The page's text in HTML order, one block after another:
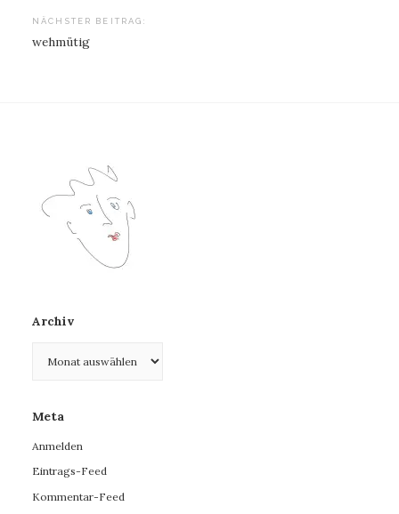
NÄCHSTER BEITRAG:
wehmütig
Archiv
Meta
Anmelden
Eintrags-Feed
Kommentar-Feed